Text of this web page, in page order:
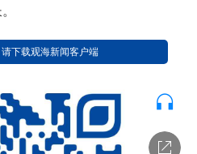
下载观海新闻客户端